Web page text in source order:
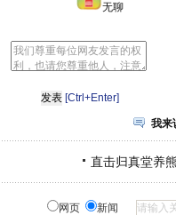
无聊
[Ctrl+Enter]
我来
直击归真堂养
网页 新闻